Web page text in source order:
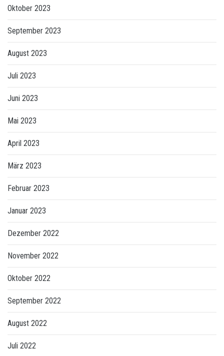
Oktober 2023
September 2023
August 2023
Juli 2023
Juni 2023
Mai 2023
April 2023
März 2023
Februar 2023
Januar 2023
Dezember 2022
November 2022
Oktober 2022
September 2022
August 2022
Juli 2022